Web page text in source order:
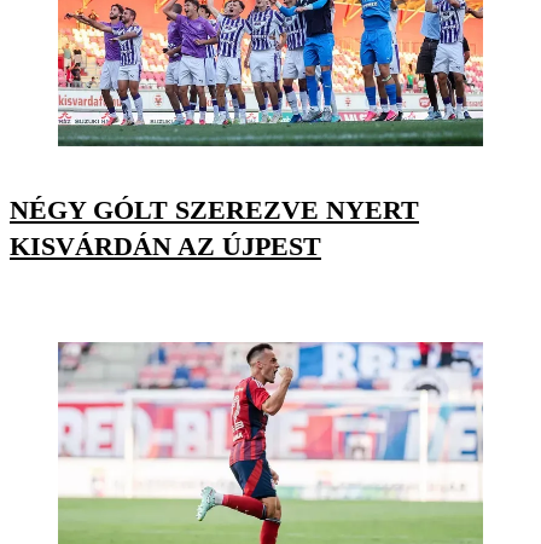
NÉGY GÓLT SZEREZVE NYERT
KISVÁRDÁN AZ ÚJPEST